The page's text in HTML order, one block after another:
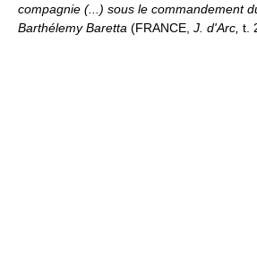
compagnie (...) sous le commandement
Barthélemy Baretta (FRANCE, J. d'Arc, t.